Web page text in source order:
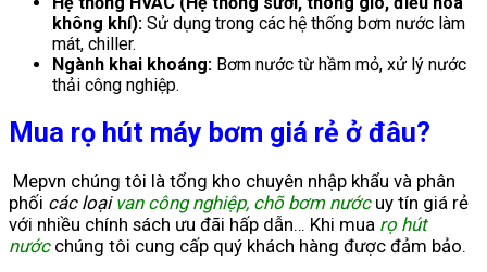
không khí): Sử dụng trong các hệ thống bơm nước làm
mát, chiller.
Ngành khai khoáng: Bơm nước từ hầm mỏ, xử lý nước
thải công nghiệp.
Mua rọ hút máy bơm giá rẻ ở đâu?
Mepvn chúng tôi là tổng kho chuyên nhập khẩu và phân
phối các loại van công nghiệp, chõ bơm nước uy tín giá rẻ
với nhiều chính sách ưu đãi hấp dẫn… Khi mua rọ hút
nước chúng tôi cung cấp quý khách hàng được đảm bảo.